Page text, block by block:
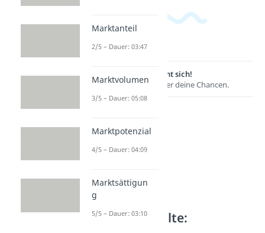
Lernen lohnt sich!
Entdecke hier deine Chancen.
Weitere Inhalte:
Marktanteil
2/5 – Dauer: 03:47
Marktvolumen
3/5 – Dauer: 05:08
Marktpotenzial
4/5 – Dauer: 04:09
Marktsättigun
g
5/5 – Dauer: 03:10